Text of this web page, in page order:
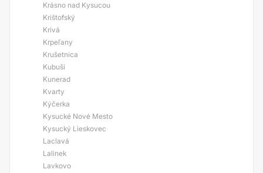
Krásno nad Kysucou
Krištofský
Krivá
Krpeľany
Krušetnica
Kubuši
Kunerad
Kvarty
Kýčerka
Kysucké Nové Mesto
Kysucký Lieskovec
Laclavá
Lalinek
Lavkovo